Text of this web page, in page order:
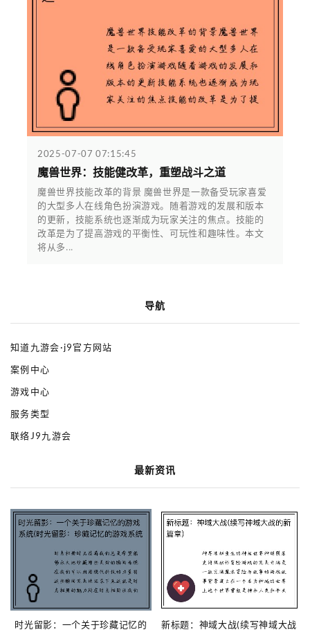
2025-07-07 07:15:45
魔兽世界：技能健改革，重塑战斗之道
魔兽世界技能改革的背景 魔兽世界是一款备受玩家喜爱
的大型多人在线角色扮演游戏。随着游戏的发展和版本
的更新，技能系统也逐渐成为玩家关注的焦点。技能的
改革是为了提高游戏的平衡性、可玩性和趣味性。本文
将从多...
导航
知道九游会·j9官方网站
案例中心
游戏中心
服务类型
联络J9九游会
最新资讯
时光留影：一个关于珍藏记忆的
新标题：神域大战(续写神域大战